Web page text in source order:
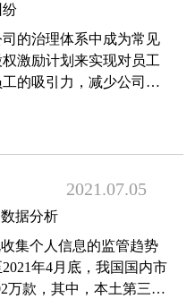
纷
的治理体系中成为常见
激励计划来实现对员工
的吸引力，减少公司的
05
2021.07
据分析
集个人信息的监管趋势
年4月底，我国国内市
万款，其中，本土第三方